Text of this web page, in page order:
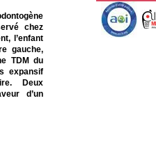
chez
l’enfant
gauche,
TDM du
expansif
Deux
d’un